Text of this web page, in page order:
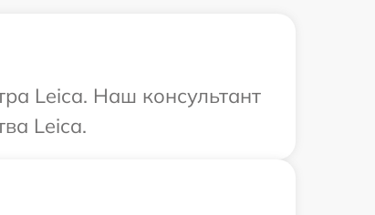
Leica. Наш консультант
Leica.